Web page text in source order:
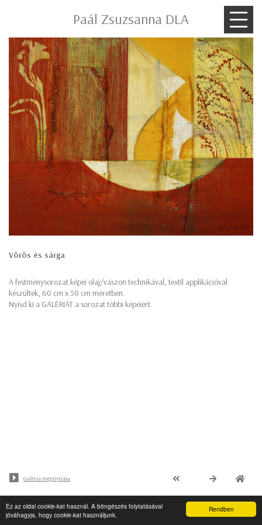
Rendben
Ez az oldal cookie-kat használ. A böngészés folytatásával
jóváhagyja, hogy cookie-kat használjunk.
Paál Zsuzsanna DLA
Vörös és sárga
A festménysorozat képei olaj/vászon technikával, textil applikációval
készültek, 60 cm x 50 cm méretben.
Nyisd ki a GALÉRIÁT a sorozat többi képeiért.
Galéria megnyitása
© Minden jog fenntartva - PaalArt.hu